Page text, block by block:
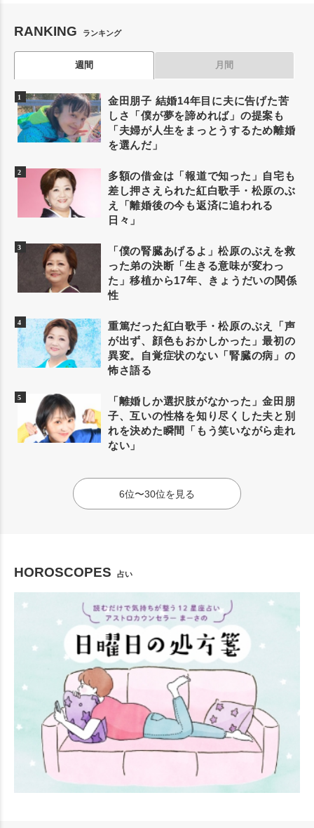
RANKING ランキング
週間 月間
金田朋子 結婚14年目に夫に告げた苦
しさ「僕が夢を諦めれば」の提案も
「夫婦が人生をまっとうするため離婚
を選んだ」
多額の借金は「報道で知った」自宅も
差し押さえられた紅白歌手・松原のぶ
え「離婚後の今も返済に追われる
日々」
「僕の腎臓あげるよ」松原のぶえを救
った弟の決断「生きる意味が変わっ
た」移植から17年、きょうだいの関係
性
重篤だった紅白歌手・松原のぶえ「声
が出ず、顔色もおかしかった」最初の
異変。自覚症状のない「腎臓の病」の
怖さ語る
「離婚しか選択肢がなかった」金田朋
子、互いの性格を知り尽くした夫と別
れを決めた瞬間「もう笑いながら走れ
ない」
6位〜30位を見る
HOROSCOPES 占い